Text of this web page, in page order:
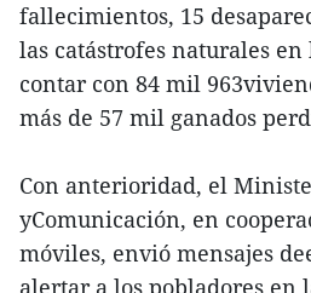
fallecimientos, 15
las catástrofes naturales
contar con 84 mil
más de 57 mil ganados
Con anterioridad, el
yComunicación, en
móviles, envió mensajes